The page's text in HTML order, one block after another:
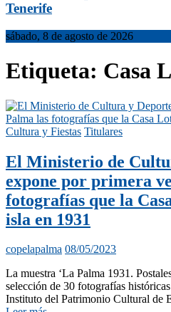
Tenerife
sábado, 8 de agosto de 2026
Etiqueta: Casa
Cultura y Fiestas Titulares
El Ministerio de
expone por primera
fotografías que la
isla en 1931
copelapalma 08/05/2023
La muestra ‘La Palma 1931.
selección de 30 fotografías
Instituto del Patrimonio Cultural de